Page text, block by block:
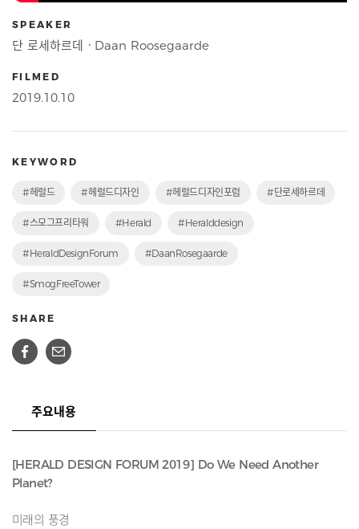
SPEAKER
단 로세하르데ㆍDaan Roosegaarde
FILMED
2019.10.10
KEYWORD
#헤럴드 #헤럴드디자인 #헤럴드디자인포럼 #단로세하르데
#스모그프리타워 #Herald #Heralddesign
#HeraldDesignForum #DaanRosegaarde
#SmogFreeTower
SHARE
주요내용
[HERALD DESIGN FORUM 2019] Do We Need Another
Planet?
미래의 풍경